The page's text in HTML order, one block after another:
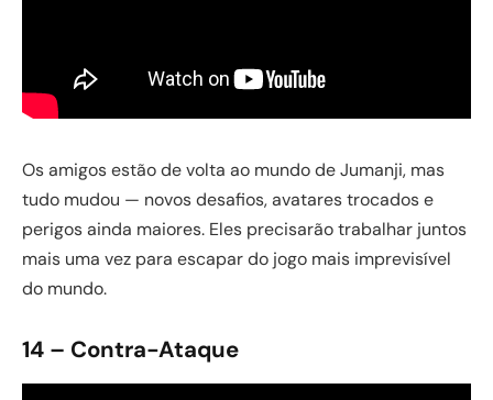
Os amigos estão de volta ao mundo de Jumanji, mas
tudo mudou — novos desafios, avatares trocados e
perigos ainda maiores. Eles precisarão trabalhar juntos
mais uma vez para escapar do jogo mais imprevisível
do mundo.
14 – Contra-Ataque